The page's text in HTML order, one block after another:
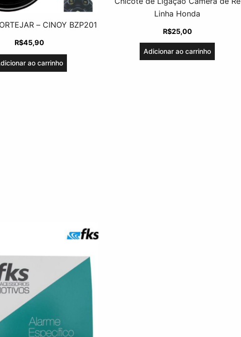
– CINOY BZP201
R$45,90
ao carrinho
Linha Honda
R$25,00
Adicionar ao carrinho